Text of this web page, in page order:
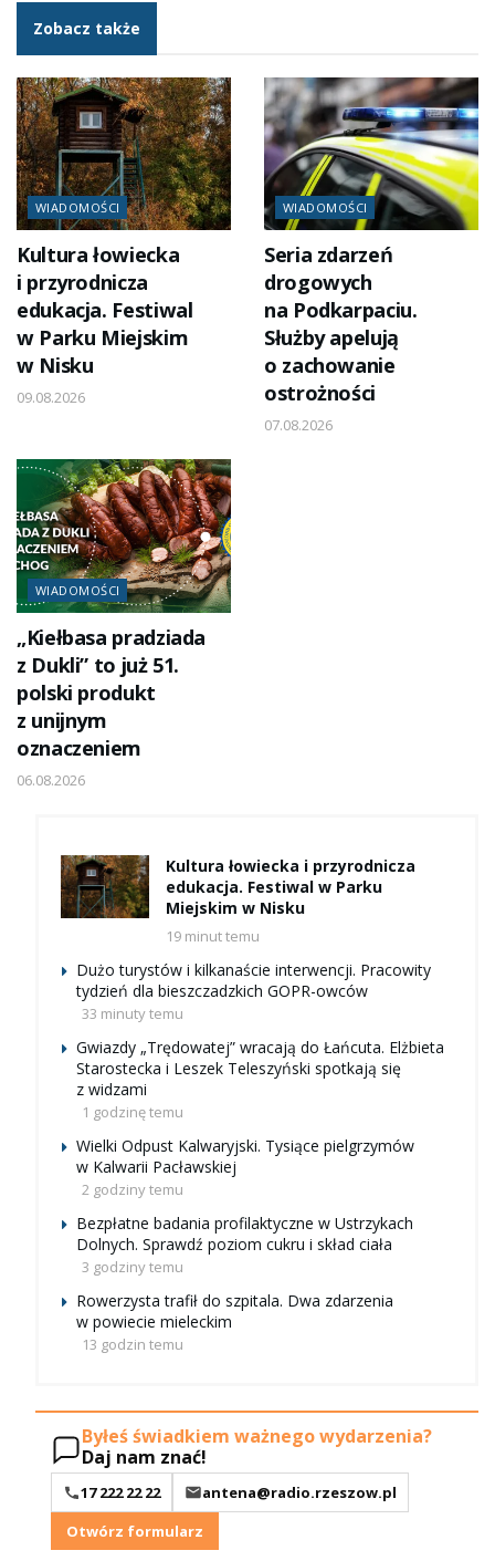
Zobacz także
WIADOMOŚCI
Kultura łowiecka
i przyrodnicza
edukacja. Festiwal
w Parku Miejskim
w Nisku
09.08.2026
WIADOMOŚCI
Seria zdarzeń
drogowych
na Podkarpaciu.
Służby apelują
o zachowanie
ostrożności
07.08.2026
WIADOMOŚCI
„Kiełbasa pradziada
z Dukli” to już 51.
polski produkt
z unijnym
oznaczeniem
06.08.2026
Kultura łowiecka i przyrodnicza
edukacja. Festiwal w Parku
Miejskim w Nisku
19 minut temu
Dużo turystów i kilkanaście interwencji. Pracowity
tydzień dla bieszczadzkich GOPR-owców
33 minuty temu
Gwiazdy „Trędowatej” wracają do Łańcuta. Elżbieta
Starostecka i Leszek Teleszyński spotkają się
z widzami
1 godzinę temu
Wielki Odpust Kalwaryjski. Tysiące pielgrzymów
w Kalwarii Pacławskiej
2 godziny temu
Bezpłatne badania profilaktyczne w Ustrzykach
Dolnych. Sprawdź poziom cukru i skład ciała
3 godziny temu
Rowerzysta trafił do szpitala. Dwa zdarzenia
w powiecie mieleckim
13 godzin temu
Byłeś świadkiem ważnego wydarzenia?
Daj nam znać!
17 222 22 22
antena@radio.rzeszow.pl
Otwórz formularz